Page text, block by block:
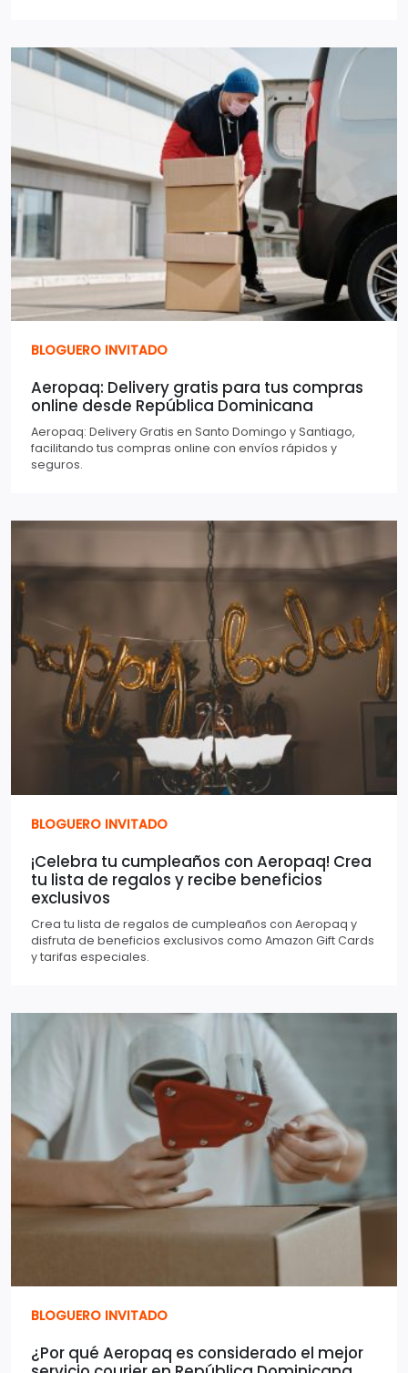
BLOGUERO INVITADO
Aeropaq: Delivery gratis para tus compras
online desde República Dominicana
Aeropaq: Delivery Gratis en Santo Domingo y Santiago,
facilitando tus compras online con envíos rápidos y
seguros.
BLOGUERO INVITADO
¡Celebra tu cumpleaños con Aeropaq! Crea
tu lista de regalos y recibe beneficios
exclusivos
Crea tu lista de regalos de cumpleaños con Aeropaq y
disfruta de beneficios exclusivos como Amazon Gift Cards
y tarifas especiales.
BLOGUERO INVITADO
¿Por qué Aeropaq es considerado el mejor